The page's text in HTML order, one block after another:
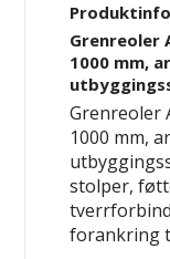
Grenreoler
1000 mm,
Grenreoler
1000 mm,
stolper,
forankring